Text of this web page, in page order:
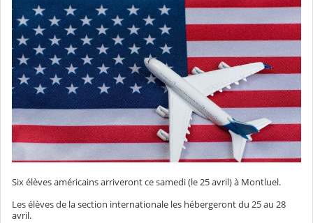
Six élèves américains arriveront ce samedi (le 25 avril) à Montluel.
Les élèves de la section internationale les hébergeront du 25 au 28
avril.